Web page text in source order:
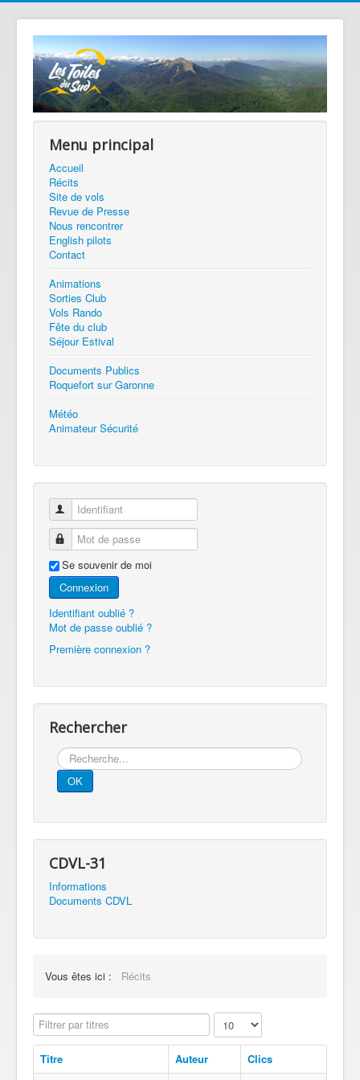
Menu principal
Accueil
Récits
Site de vols
Revue de Presse
Nous rencontrer
English pilots
Contact
Animations
Sorties Club
Vols Rando
Fête du club
Séjour Estival
Documents Publics
Roquefort sur Garonne
Météo
Animateur Sécurité
Identifiant
Mot de passe
Se souvenir de moi
Connexion
Identifiant oublié ?
Mot de passe oublié ?
Première connexion ?
Rechercher
Rechercher
OK
CDVL-31
Informations
Documents CDVL
Vous êtes ici : Récits
Filtrer par titres Affichage #
Titre Auteur
Clics